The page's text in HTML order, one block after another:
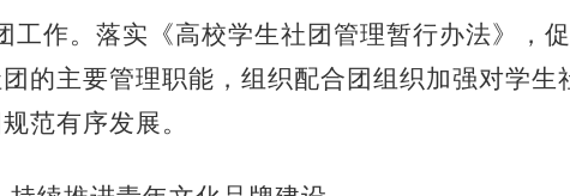
工作。落实《高校学生社团管理暂行办法》，
的主要管理职能，组织配合团组织加强对学生
范有序发展。